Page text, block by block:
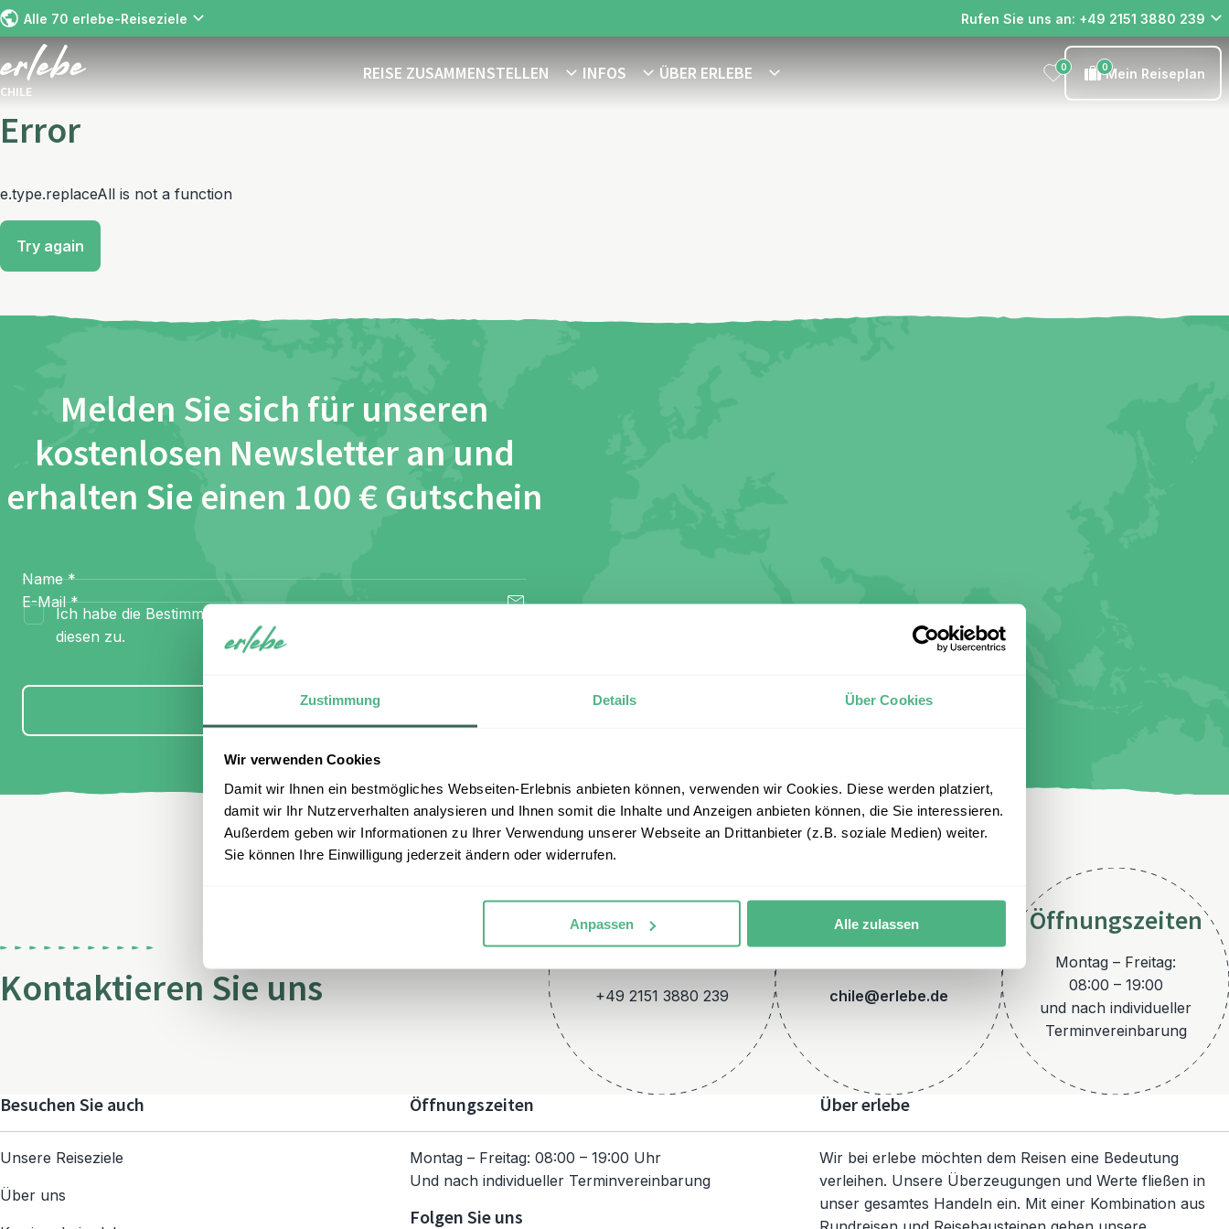
Zustimmung Details Über Cookies
Wir verwenden Cookies
Damit wir Ihnen ein bestmögliches Webseiten-Erlebnis anbieten können, verwenden wir Cookies. Diese werden platziert,
damit wir Ihr Nutzerverhalten analysieren und Ihnen somit die Inhalte und Anzeigen anbieten können, die Sie interessieren.
Außerdem geben wir Informationen zu Ihrer Verwendung unserer Webseite an Drittanbieter (z.B. soziale Medien) weiter.
Sie können Ihre Einwilligung jederzeit ändern oder widerrufen.
Anpassen Alle zulassen
Alle 70 erlebe-Reiseziele Rufen Sie uns an: +49 2151 3880 239
CHILE
REISE ZUSAMMENSTELLEN INFOS ÜBER ERLEBE 0 0Mein Reiseplan
Error
e.type.replaceAll is not a function
Try again
Melden Sie sich für unseren
kostenlosen Newsletter an und
erhalten Sie einen 100 € Gutschein
Name *
E-Mail *
Ich habe die Bestimmungen zum
diesen zu.
Anmelden
Kontaktieren Sie uns
Telefon
+49 2151 3880 239
E-Mail
chile@erlebe.de
Öffnungszeiten
Montag – Freitag:
08:00 – 19:00
und nach individueller
Terminvereinbarung
Besuchen Sie auch
Unsere Reiseziele
Über uns
Öffnungszeiten
Montag – Freitag: 08:00 – 19:00 Uhr
Und nach individueller Terminvereinbarung
Folgen Sie uns
Über erlebe
Wir bei erlebe möchten dem Reisen eine Bedeutung
verleihen. Unsere Überzeugungen und Werte fließen in
unser gesamtes Handeln ein. Mit einer Kombination aus